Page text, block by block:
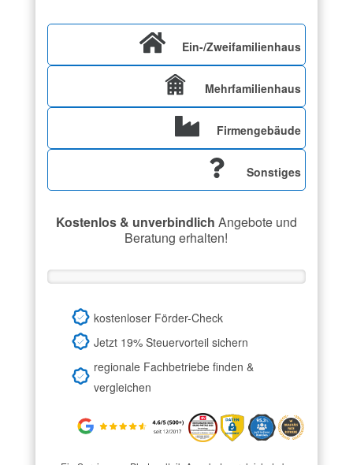
Ein-/Zweifamilienhaus
Mehrfamilienhaus
Firmengebäude
Sonstiges
Kostenlos & unverbindlich Angebote und
Beratung erhalten!
kostenloser Förder-Check
Jetzt 19% Steuervorteil sichern
regionale Fachbetriebe finden &
vergleichen